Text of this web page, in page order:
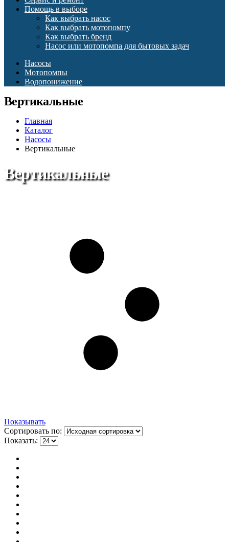
Помощь в выборе
Как выбрать насос
Как выбрать мотопомпу
Как выбрать бренд
Насос или мотопомпа для бытовых задач
Насосы
Мотопомпы
Водопонижение
Вертикальные
Главная
Каталог
Насосы
Вертикальные
Вертикальные
Показывать
Сортировать по:
Показать: